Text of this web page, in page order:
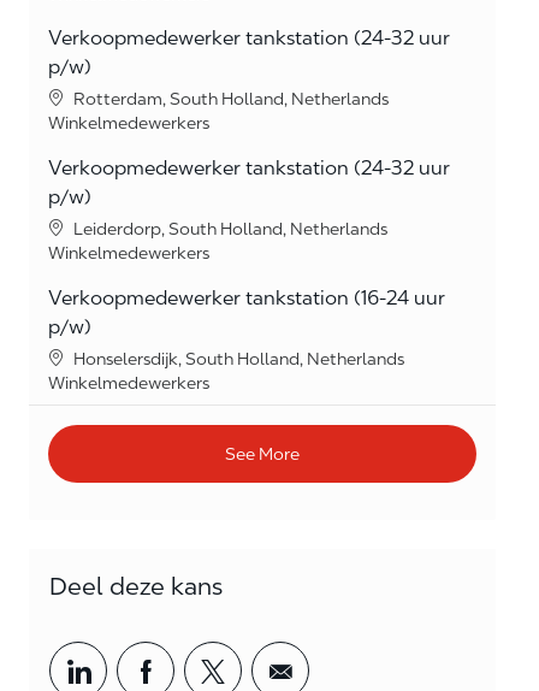
Verkoopmedewerker tankstation (24-32 uur
p/w)
Location
Rotterdam, South Holland, Netherlands
Category
Winkelmedewerkers
Verkoopmedewerker tankstation (24-32 uur
p/w)
Location
Leiderdorp, South Holland, Netherlands
Category
Winkelmedewerkers
Verkoopmedewerker tankstation (16-24 uur
p/w)
Location
Honselersdijk, South Holland, Netherlands
Category
Winkelmedewerkers
See More
Deel deze kans
Share via LinkedIn
Share via Facebook
Share via twitter
Share via email